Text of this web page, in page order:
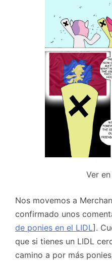
Ver
Nos movemos a
confirmado unos
de ponies en el LIDL].
que si tienes un LIDL
camino a por más